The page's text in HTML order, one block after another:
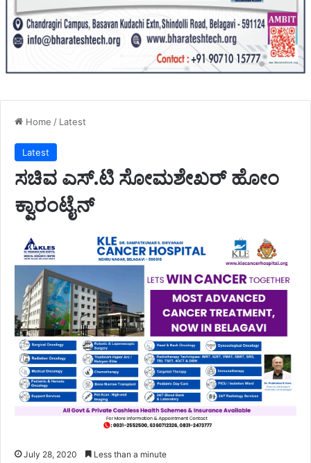
Home / Latest
Latest
ಸಚಿವ ಎಸ್.ಟಿ ಸೋಮಶೇಖರ್ ಹೋಂ
ಕ್ವಾರಂಟೈನ್
July 28, 2020 Less than a minute